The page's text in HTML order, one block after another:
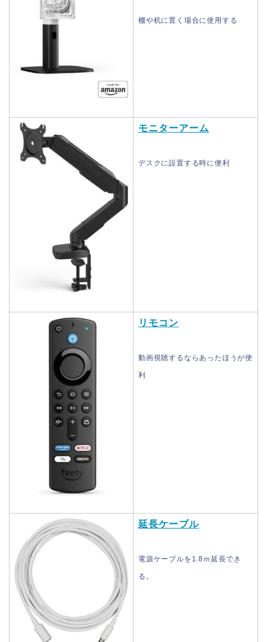
棚や机に置く場合に使用する
モニターアーム
デスクに設置する時に便利
リモコン
動画視聴するならあったほうが便
利
延長ケーブル
電源ケーブルを1.8ｍ延長でき
る。